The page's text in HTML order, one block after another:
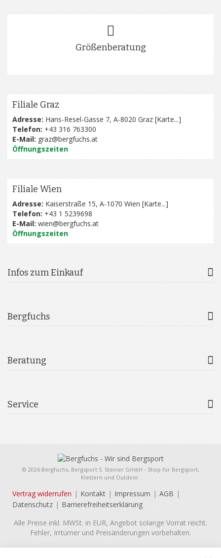
Größenberatung
Filiale Graz
Adresse: Hans-Resel-Gasse 7, A-8020 Graz [Karte...]
Telefon: +43 316 763300
E-Mail: graz@bergfuchs.at
Öffnungszeiten
Filiale Wien
Adresse: Kaiserstraße 15, A-1070 Wien [Karte...]
Telefon: +43 1 5239698
E-Mail: wien@bergfuchs.at
Öffnungszeiten
Infos zum Einkauf
Bergfuchs
Beratung
Service
© 2026 Bergfuchs, Bergsport S. Steiner GmbH - Shop für Bergsport,
Klettern und Outdoor.
Vertrag widerrufen Kontakt Impressum
AGB
Datenschutz
Barrierefreiheitserklärung
Alle Preise inkl. MWSt. in EUR, Angebot solange Vorrat reicht.
Fehler, Irrtümer und Preisänderungen vorbehalten.